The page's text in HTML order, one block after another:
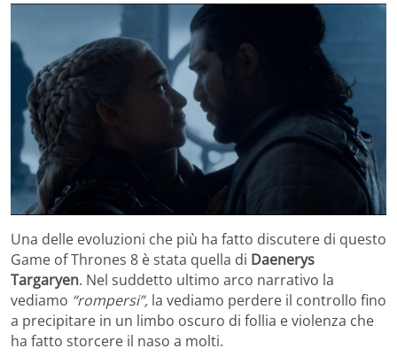
Una delle evoluzioni che più ha fatto discutere di questo
Game of Thrones 8 è stata quella di Daenerys
Targaryen. Nel suddetto ultimo arco narrativo la
vediamo “rompersi”, la vediamo perdere il controllo fino
a precipitare in un limbo oscuro di follia e violenza che
ha fatto storcere il naso a molti.